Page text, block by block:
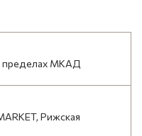
пределах МКАД
Рижская